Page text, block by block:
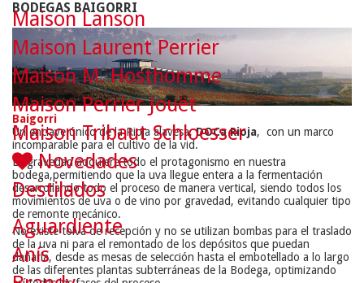
BODEGAS BAIGORRI
Baigorri
Un enclave único de la Rioja alavesa,DOCa Rioja, con un marco
incomparable para el cultivo de la vid.
La gravedad adquiere todo el protagonismo en nuestra
bodega,permitiendo que la uva llegue entera a la fermentación
desarrollando todo el proceso de manera vertical, siendo todos los
movimientos de uva o de vino por gravedad, evitando cualquier tipo
de remonte mecánico.
No existe tolva de recepción y no se utilizan bombas para el traslado
de la uva ni para el remontado de los depósitos que puedan
dañarla, desde as mesas de selección hasta el embotellado a lo largo
de las diferentes plantas subterráneas de la Bodega, optimizando
Maison Lanson
Maison Laurent Perrier
Maison M. Hosthomme
Maison Perrier Jouët
Maison Tribaut Schloesser
Novedades
Destilados
Aguardiente
Anís